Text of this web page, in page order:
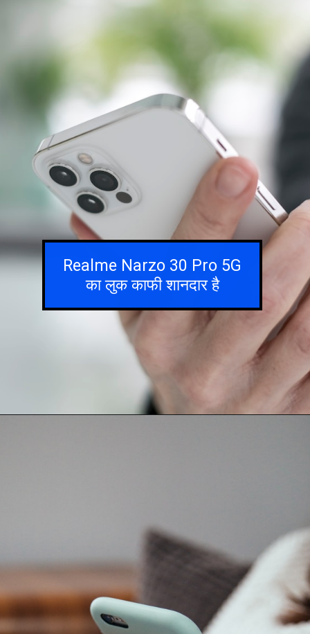
Realme Narzo 30 Pro 5G
का लुक काफी शानदार है